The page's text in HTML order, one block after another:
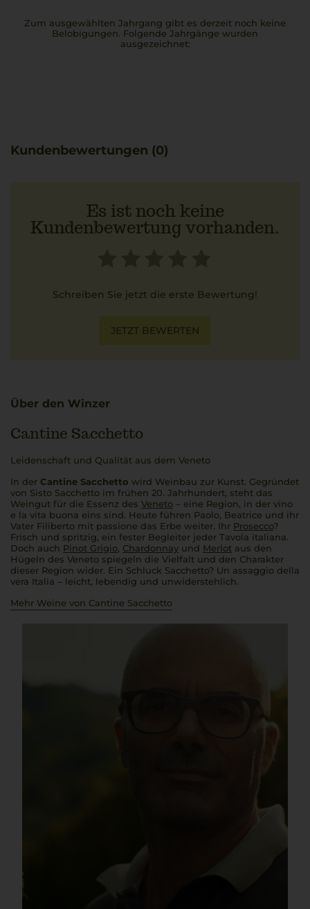
Zum ausgewählten Jahrgang gibt es derzeit noch keine
Belobigungen. Folgende Jahrgänge wurden
ausgezeichnet:
Kundenbewertungen (0)
Es ist noch keine
Kundenbewertung vorhanden.
Schreiben Sie jetzt die erste Bewertung!
JETZT BEWERTEN
Über den Winzer
Cantine Sacchetto
Leidenschaft und Qualität aus dem Veneto
In der Cantine Sacchetto wird Weinbau zur Kunst. Gegründet
von Sisto Sacchetto im frühen 20. Jahrhundert, steht das
Weingut für die Essenz des Veneto – eine Region, in der vino
e la vita buona eins sind. Heute führen Paolo, Beatrice und ihr
Vater Filiberto mit passione das Erbe weiter. Ihr Prosecco?
Frisch und spritzig, ein fester Begleiter jeder Tavola italiana.
Doch auch Pinot Grigio, Chardonnay und Merlot aus den
Hügeln des Veneto spiegeln die Vielfalt und den Charakter
dieser Region wider. Ein Schluck Sacchetto? Un assaggio della
vera Italia – leicht, lebendig und unwiderstehlich.
Mehr Weine von Cantine Sacchetto